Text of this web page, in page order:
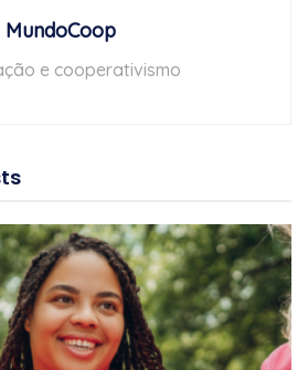
MundoCoop
e cooperativismo